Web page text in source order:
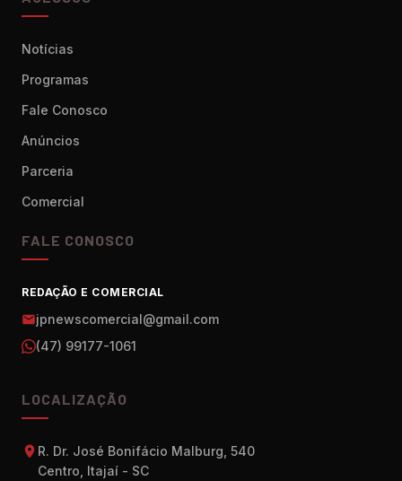
Notícias
Programas
Fale Conosco
Anúncios
Parceria
Comercial
FALE CONOSCO
REDAÇÃO E COMERCIAL
jpnewscomercial@gmail.com
(47) 99177-1061
LOCALIZAÇÃO
R. Dr. José Bonifácio Malburg, 540
Centro, Itajaí - SC